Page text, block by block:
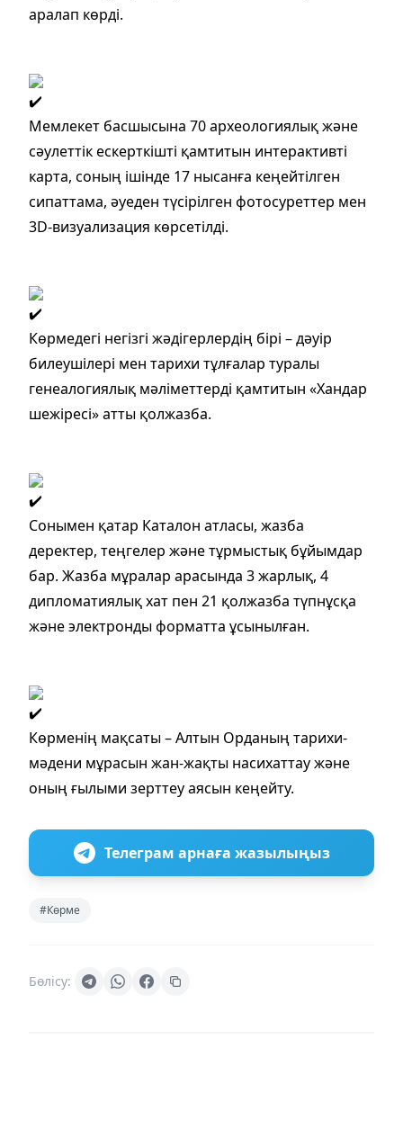
аралап көрді.
Мемлекет басшысына 70 археологиялық және
сәулеттік ескерткішті қамтитын интерактивті
карта, соның ішінде 17 нысанға кеңейтілген
сипаттама, әуеден түсірілген фотосуреттер мен
3D-визуализация көрсетілді.
Көрмедегі негізгі жәдігерлердің бірі – дәуір
билеушілері мен тарихи тұлғалар туралы
генеалогиялық мәліметтерді қамтитын «Хандар
шежіресі» атты қолжазба.
Сонымен қатар Каталон атласы, жазба
деректер, теңгелер және тұрмыстық бұйымдар
бар. Жазба мұралар арасында 3 жарлық, 4
дипломатиялық хат пен 21 қолжазба түпнұсқа
және электронды форматта ұсынылған.
Көрменің мақсаты – Алтын Орданың тарихи-
мәдени мұрасын жан-жақты насихаттау және
оның ғылыми зерттеу аясын кеңейту.
Телеграм арнаға жазылыңыз
#Көрме
Бөлісу: